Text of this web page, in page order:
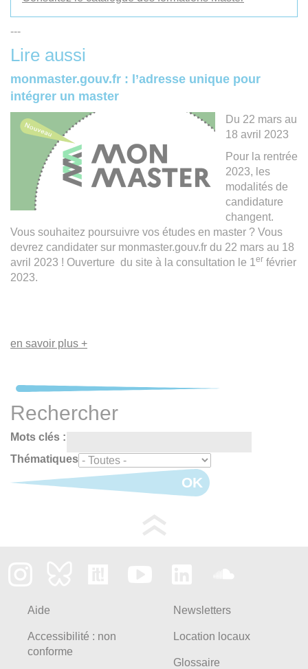
---
Lire aussi
monmaster.gouv.fr : l’adresse unique pour
intégrer un master
Du 22 mars au
18 avril 2023
Pour la rentrée
2023, les
modalités de
candidature
changent.
Vous souhaitez poursuivre vos études en master ? Vous
devrez candidater sur monmaster.gouv.fr du 22 mars au 18
avril 2023 ! Ouverture du site à la consultation le 1 er février
2023.
en savoir plus +
Rechercher
Mots clés :
Thématiques
OK
Aide
Accessibilité : non
conforme
Newsletters
Location locaux
Glossaire